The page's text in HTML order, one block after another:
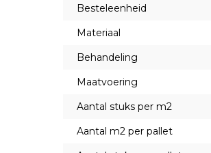
Besteleenheid
Materiaal
Behandeling
Maatvoering
Aantal stuks per m2
Aantal m2 per pallet